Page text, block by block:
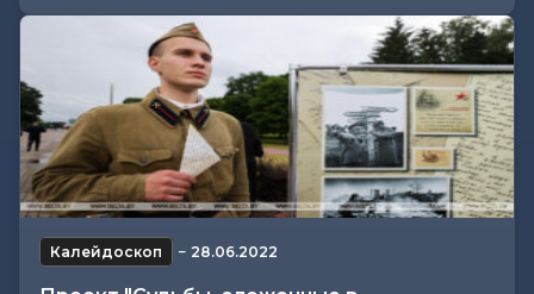
Калейдоскоп − 28.06.2022